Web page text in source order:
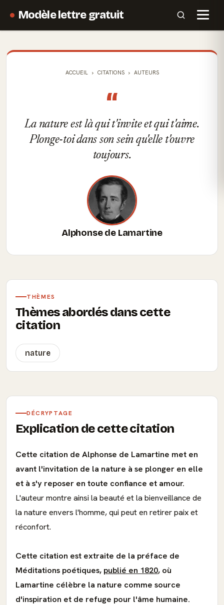
Modèle lettre gratuit
ACCUEIL CITATIONS AUTEURS
“
La nature est là qui t'invite et qui t'aime.
Plonge-toi dans son sein qu'elle t'ouvre
toujours.
Alphonse de Lamartine
THÈMES
Thèmes abordés dans cette
citation
nature
DÉCRYPTAGE
Explication de cette citation
Cette citation de Alphonse de Lamartine met en
avant l'invitation de la nature à se plonger en elle
et à s'y reposer en toute confiance et amour.
L'auteur montre ainsi la beauté et la bienveillance de
la nature envers l'homme, qui peut en retirer paix et
réconfort.
Cette citation est extraite de la préface de
Méditations poétiques, publié en 1820, où
Lamartine célèbre la nature comme source
d'inspiration et de refuge pour l'âme humaine.